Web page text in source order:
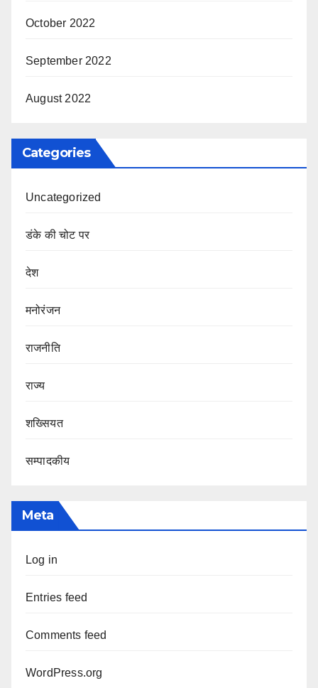
October 2022
September 2022
August 2022
Categories
Uncategorized
डंके की चोट पर
देश
मनोरंजन
राजनीति
राज्य
शख्सियत
सम्पादकीय
Meta
Log in
Entries feed
Comments feed
WordPress.org